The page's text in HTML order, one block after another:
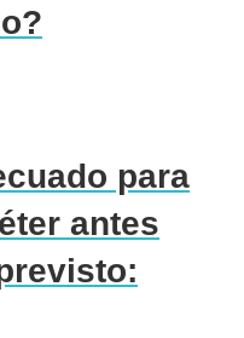
para
antes